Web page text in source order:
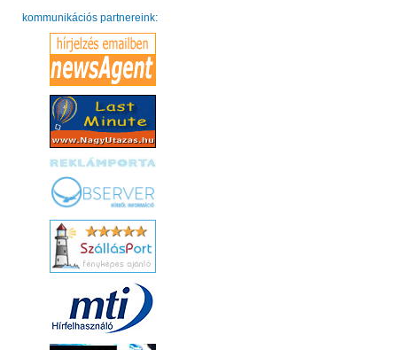
kommunikációs partnereink: